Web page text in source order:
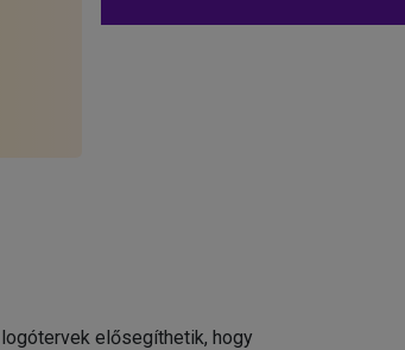
elősegíthetik, hogy